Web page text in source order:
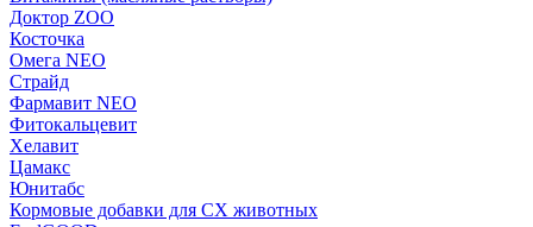
Доктор ZOO
Косточка
Омега NEO
Страйд
Фармавит NEO
Фитокальцевит
Хелавит
Цамакс
Юнитабс
Кормовые добавки для СХ животных